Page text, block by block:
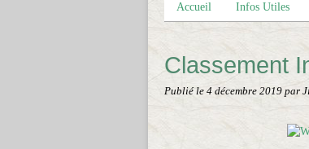
Accueil Infos Utiles
Classement
Publié le 4 décembre 2019 par